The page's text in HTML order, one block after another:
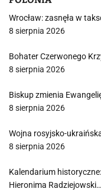
Wrocław: zasnęła w
8 sierpnia 2026
Bohater Czerwonego
8 sierpnia 2026
Biskup zmienia
8 sierpnia 2026
Wojna rosyjsko-
8 sierpnia 2026
Kalendarium
Hieronima Radziejowski…